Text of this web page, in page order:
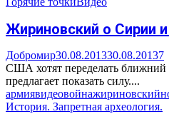
Жириновский о Сирии
Добромир30.08.201330.08.20137
США хотят переделать
предлагает показать силу....
армиявидеовойнажириновский
История. Запретная археология.